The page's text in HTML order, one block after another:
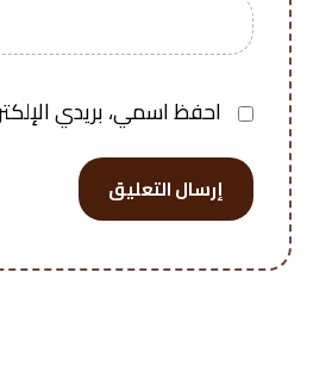
احفظ اسمي، بريدي
إرسال التعليق